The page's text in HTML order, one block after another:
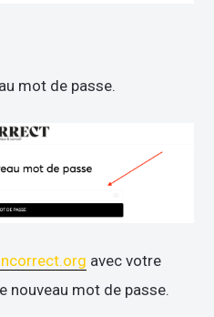
mot de passe.
avec votre
nouveau mot de passe.